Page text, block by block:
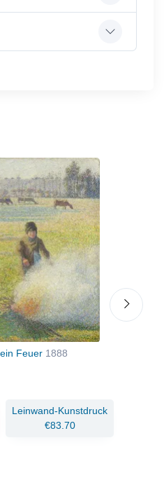
Feuer 1888
Leinwand-Kunstdruck
€83.70